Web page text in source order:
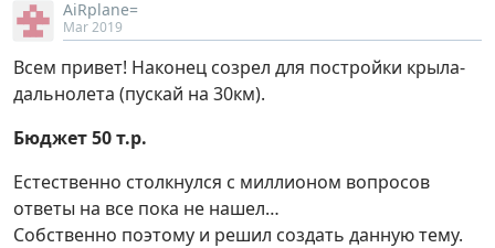
AiRplane=
Mar 2019
Всем привет! Наконец созрел для постройки крыла-
дальнолета (пускай на 30км).
Бюджет 50 т.р.
Естественно столкнулся с миллионом вопросов
ответы на все пока не нашел…
Собственно поэтому и решил создать данную тему.